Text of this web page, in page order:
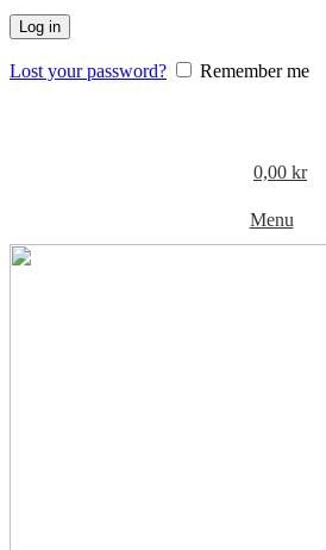
Log in
Lost your password? Remember me
0,00 kr
Menu